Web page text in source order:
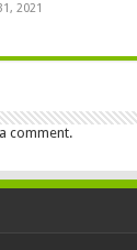
2021
comment.